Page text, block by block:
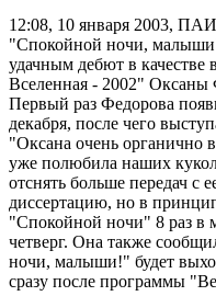
12:08, 10 января 2003, ПАИ
"Спокойной ночи,
удачным дебют в
Вселенная - 2002" Оксаны
Первый раз Федорова
декабря, после чего
"Оксана очень органично
уже полюбила наших
отснять больше передач с
диссертацию, но в
"Спокойной ночи" 8 раз в
четверг. Она также
ночи, малыши!" будет
сразу после программы